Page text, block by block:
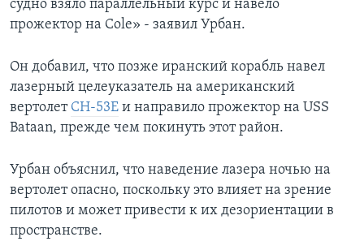
судно взяло параллельный курс и навело
прожектор на Cole» - заявил Урбан.
Он добавил, что позже иранский корабль навел
лазерный целеуказатель на американский
вертолет CH-53E и направило прожектор на USS
Bataan, прежде чем покинуть этот район.
Урбан объяснил, что наведение лазера ночью на
вертолет опасно, поскольку это влияет на зрение
пилотов и может привести к их дезориентации в
пространстве.